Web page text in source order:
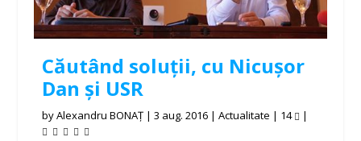
Căutând soluții, cu Nicușor
Dan și USR
byAlexandru BONAȚ |3 aug. 2016 |Actualitate | 14 |